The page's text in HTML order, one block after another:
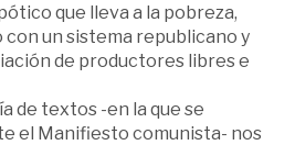
que lleva a la pobreza,
un sistema republicano y
de productores libres e
de textos -en la que se
el Manifiesto comunista- nos